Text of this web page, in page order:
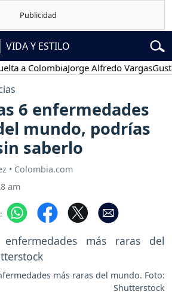
VIDA Y ESTILO
ColombiaJorge Alfredo VargasGustavo
6 enfermedades
mundo, podrías
saberlo
• Colombia.com
am
más raras del mundo. Foto:
Shutterstock